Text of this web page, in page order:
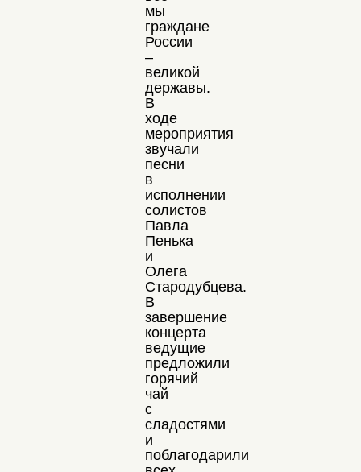
мы
граждане
России
–
великой
державы.
В
ходе
мероприятия
звучали
песни
в
исполнении
солистов
Павла
Пенька
и
Олега
Стародубцева.
В
завершение
концерта
ведущие
предложили
горячий
чай
с
сладостями
и
поблагодарили